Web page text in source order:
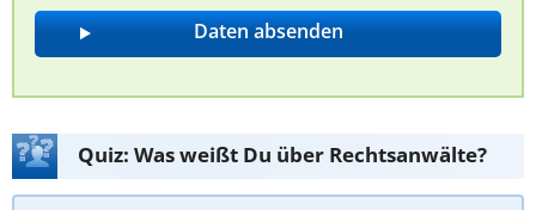
Quiz: Was weißt Du über Rechtsanwälte?